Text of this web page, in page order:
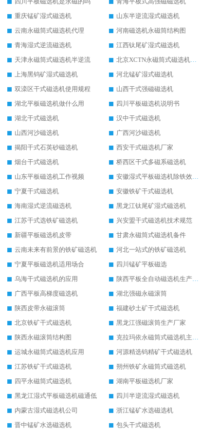
重庆锰矿湿式磁选机
山东半逆流湿式磁选机
云南永磁筒式磁选机代理
河南磁选机永磁筒结构图
青海湿式逆流磁选机
江西钛尾矿湿式磁选机
天津永磁筒式磁选机半逆流
北京XCTN永磁筒式磁选机磁块位置
上海黑钨矿湿式磁选机
河北锰矿湿式磁选机
双滦区干式磁选机使用规程
山西干式强磁磁选机
湖北平板磁选机做什么用
四川平板磁选机说明书
湖北干式磁选机
汉中干式磁选机
山西河沙磁选机
广西河沙磁选机
揭阳干式石英砂磁选机
西安干式磁选机厂家
烟台干式磁选机
桥西区干式多磁系磁选机
山东平板磁选机工作视频
安徽湿式平板磁选机除铁效果怎么样
宁夏干式磁选机
安徽铁矿干式磁选机
海南湿式逆流磁选机
黑龙江钛尾矿湿式磁选机
江苏干式选铁矿磁选机
兴安盟干式磁选机技术规范
新疆平板磁选机皮带
甘肃永磁筒式磁选机备件
云南未来有前景的铁矿磁选机
河北一站式的铁矿磁选机
宁夏平板磁选机适用场合
四川锰矿平板磁选
乌海干式磁选机的应用
陕西平板全自动磁选机生产厂家
广西平板高梯度磁选机
湖北强磁永磁滚筒
陕西皮带永磁滚筒
福建砂土矿干式磁选机
北京铁矿干式磁选机
黑龙江强磁滚筒生产厂家
陕西永磁滚筒结构图
克拉玛依永磁筒式磁选机主要技术参数
运城永磁筒式磁选机应用
河源精选钨精矿干式磁选机
江苏铁矿干式磁选机
朔州铁矿永磁筒式磁选机
四平永磁筒式磁选机
湖南平板磁选机厂家
黑龙江湿式平板磁选机磁通低
四川半逆流湿式磁选机
内蒙古湿式磁选机公司
浙江锰矿水选磁选机
晋中锰矿水选磁选机
包头干式磁选机